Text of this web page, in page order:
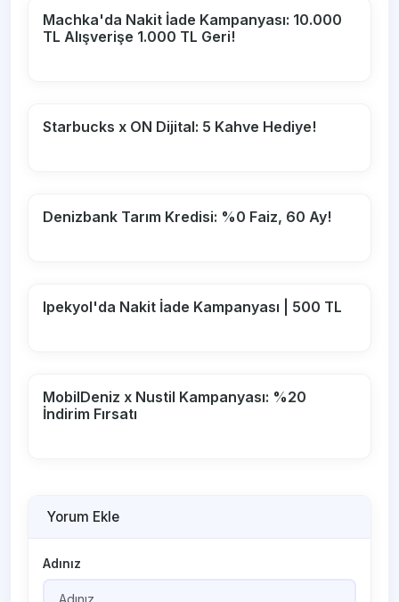
Machka'da Nakit İade Kampanyası: 10.000
TL Alışverişe 1.000 TL Geri!
Starbucks x ON Dijital: 5 Kahve Hediye!
Denizbank Tarım Kredisi: %0 Faiz, 60 Ay!
Ipekyol'da Nakit İade Kampanyası | 500 TL
MobilDeniz x Nustil Kampanyası: %20
İndirim Fırsatı
Yorum Ekle
Adınız